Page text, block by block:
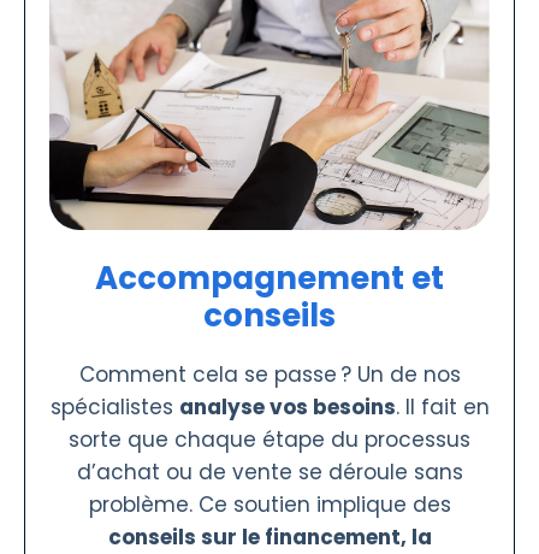
Accompagnement et
conseils
Comment cela se passe ? Un de nos
spécialistes analyse vos besoins. Il fait en
sorte que chaque étape du processus
d’achat ou de vente se déroule sans
problème. Ce soutien implique des
conseils sur le financement, la